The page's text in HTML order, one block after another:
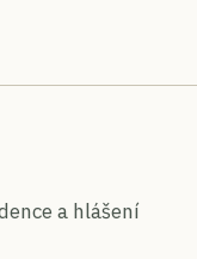
a hlášení